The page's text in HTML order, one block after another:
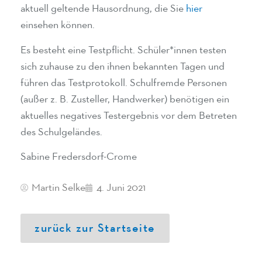
aktuell geltende Hausordnung, die Sie hier
einsehen können.
Es besteht eine Testpflicht. Schüler*innen testen
sich zuhause zu den ihnen bekannten Tagen und
führen das Testprotokoll. Schulfremde Personen
(außer z. B. Zusteller, Handwerker) benötigen ein
aktuelles negatives Testergebnis vor dem Betreten
des Schulgeländes.
Sabine Fredersdorf-Crome
Martin Selke 4. Juni 2021
zurück zur Startseite